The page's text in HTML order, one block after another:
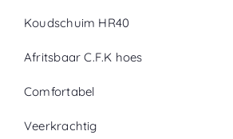
Koudschuim HR40
Afritsbaar C.F.K hoes
Comfortabel
Veerkrachtig